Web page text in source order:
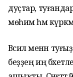
дуҫтар,
мөһим һәм
Вәсилә менән
беҙҙең иң